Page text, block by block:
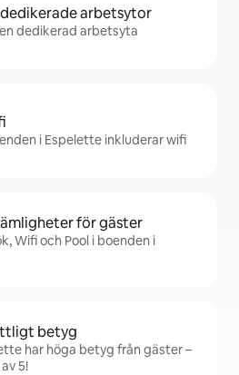
arbetsytor
dedikerad arbetsyta
i Espelette inkluderar wifi
för gäster
Wifi och Pool i boenden i
betyg
har höga betyg från gäster –
5!